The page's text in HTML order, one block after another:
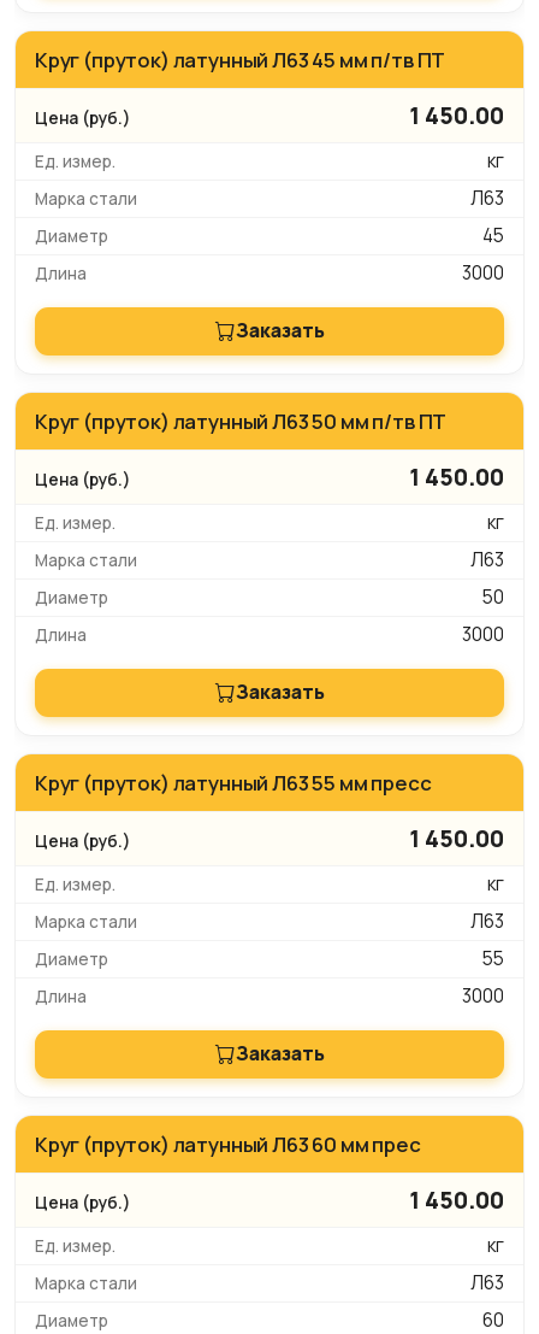
Круг (пруток) латунный Л63 45 мм п/тв ПТ
1 450.00
кг
Л63
45
3000
Заказать
Круг (пруток) латунный Л63 50 мм п/тв ПТ
1 450.00
кг
Л63
50
3000
Заказать
Круг (пруток) латунный Л63 55 мм пресс
1 450.00
кг
Л63
55
3000
Заказать
Круг (пруток) латунный Л63 60 мм прес
1 450.00
кг
Л63
60